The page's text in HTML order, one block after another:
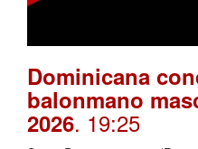
Dominicana
balonmano
2026. 19:25